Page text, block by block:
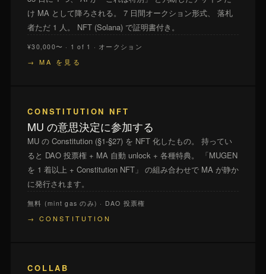
け MA として降ろされる。 7 日間オークション形式、 落札
者ただ 1 人。 NFT (Solana) で証明書付き。
¥30,000〜 · 1 of 1 · オークション
→ MA を見る
CONSTITUTION NFT
MU の意思決定に参加する
MU の Constitution (§1-§27) を NFT 化したもの。 持ってい
ると DAO 投票権 + MA 自動 unlock + 各種特典。 「MUGEN
を 1 着以上 + Constitution NFT」 の組み合わせで MA が静か
に発行されます。
無料 (mint gas のみ) · DAO 投票権
→ CONSTITUTION
COLLAB